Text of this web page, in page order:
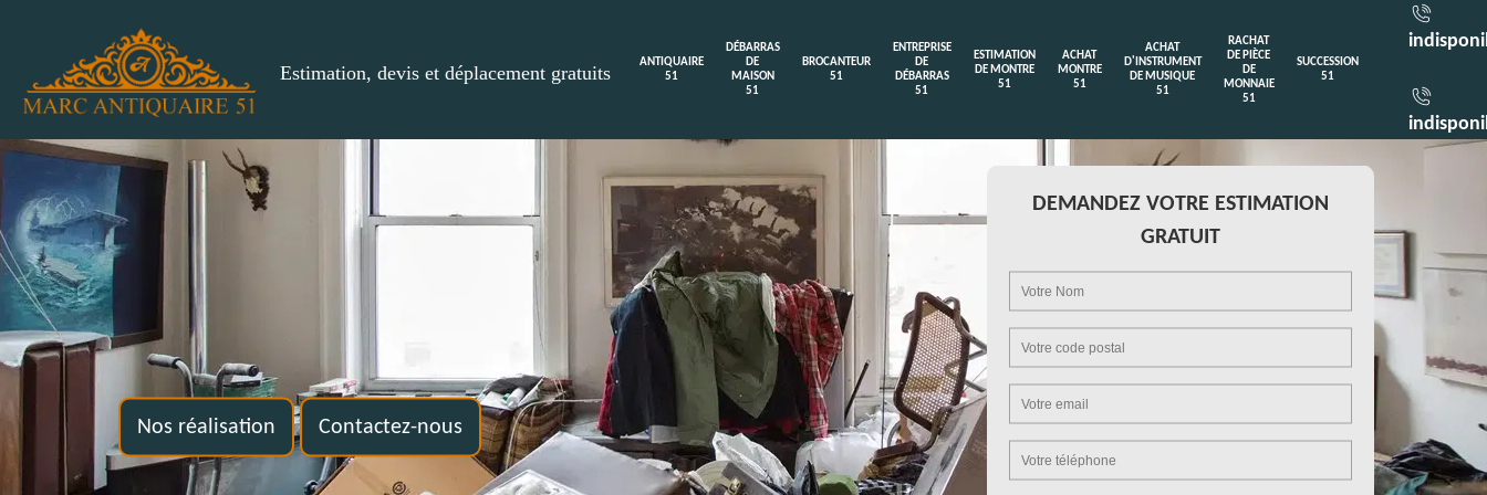
Estimation, devis et déplacement gratuits
ANTIQUAIRE
51
DÉBARRAS
DE
MAISON
51
BROCANTEUR
51
ENTREPRISE
DE
DÉBARRAS
51
ESTIMATION
DE MONTRE
51
ACHAT
MONTRE
51
ACHAT
D'INSTRUMENT
DE MUSIQUE
51
RACHAT
DE PIÈCE
DE
MONNAIE
51
SUCCESSION
51
Nos réalisation Contactez-nous
DEMANDEZ VOTRE ESTIMATION
GRATUIT